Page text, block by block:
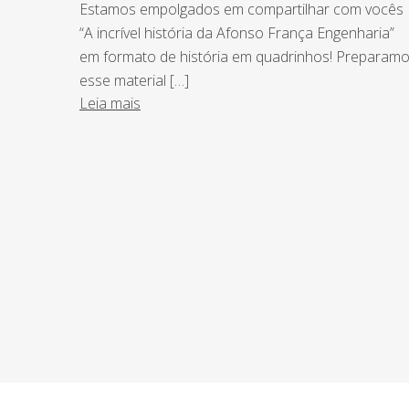
Estamos empolgados em compartilhar com vocês
“A incrível história da Afonso França Engenharia”
em formato de história em quadrinhos!
esse material […]
Leia mais